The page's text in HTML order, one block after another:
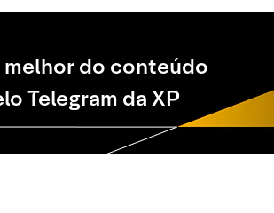
melhor do conteúdo
Telegram da XP